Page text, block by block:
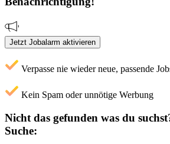
Jetzt Jobalarm aktivieren
Verpasse nie wieder neue, passende
Kein Spam oder unnötige Werbung
Nicht das gefunden was du
Suche: